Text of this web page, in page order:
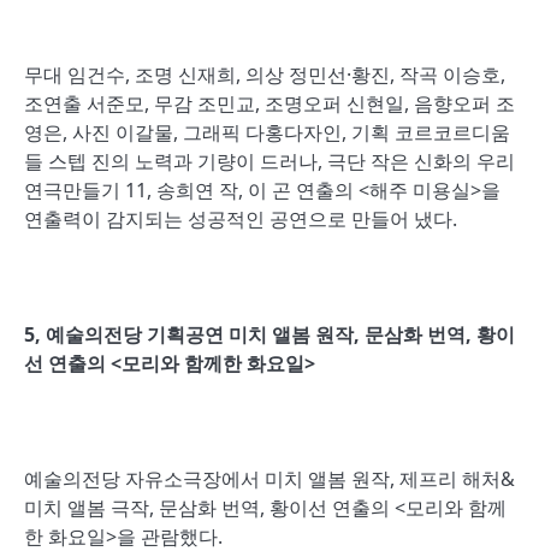
무대 임건수, 조명 신재희, 의상 정민선·황진, 작곡 이승호,
조연출 서준모, 무감 조민교, 조명오퍼 신현일, 음향오퍼 조
영은, 사진 이갈물, 그래픽 다홍다자인, 기획 코르코르디움
들 스텝 진의 노력과 기량이 드러나, 극단 작은 신화의 우리
연극만들기 11, 송희연 작, 이 곤 연출의 <해주 미용실>을
연출력이 감지되는 성공적인 공연으로 만들어 냈다.
5, 예술의전당 기획공연 미치 앨봄 원작, 문삼화 번역, 황이
선 연출의 <모리와 함께한 화요일>
예술의전당 자유소극장에서 미치 앨봄 원작, 제프리 해처&
미치 앨봄 극작, 문삼화 번역, 황이선 연출의 <모리와 함께
한 화요일>을 관람했다.